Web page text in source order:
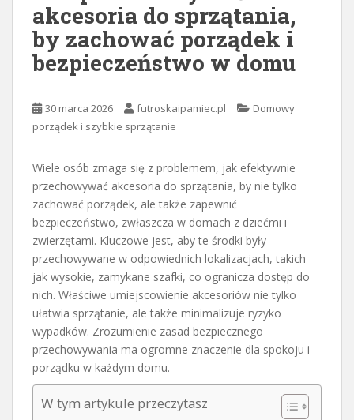
akcesoria do sprzątania,
by zachować porządek i
bezpieczeństwo w domu
30 marca 2026 futroskaipamiec.pl
Domowy
porządek i szybkie sprzątanie
Wiele osób zmaga się z problemem, jak efektywnie
przechowywać akcesoria do sprzątania, by nie tylko
zachować porządek, ale także zapewnić
bezpieczeństwo, zwłaszcza w domach z dziećmi i
zwierzętami. Kluczowe jest, aby te środki były
przechowywane w odpowiednich lokalizacjach, takich
jak wysokie, zamykane szafki, co ogranicza dostęp do
nich. Właściwe umiejscowienie akcesoriów nie tylko
ułatwia sprzątanie, ale także minimalizuje ryzyko
wypadków. Zrozumienie zasad bezpiecznego
przechowywania ma ogromne znaczenie dla spokoju i
porządku w każdym domu.
W tym artykule przeczytasz